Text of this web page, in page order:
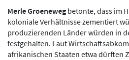
Merle Groeneweg betonte, dass im
koloniale Verhältnisse zementiert
produzierenden Länder würden in
festgehalten. Laut
afrikanischen Staaten etwa dürften